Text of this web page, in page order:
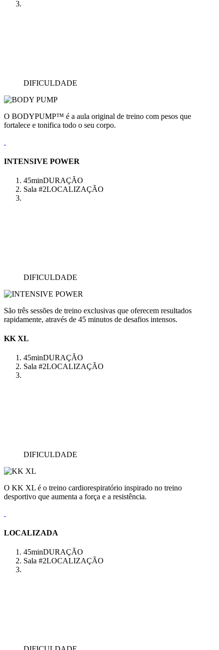
DIFICULDADE
O BODYPUMP™ é a aula original de treino com pesos que
fortalece e tonifica todo o seu corpo.
INTENSIVE POWER
45minDURAÇÃO
Sala #2LOCALIZAÇÃO
DIFICULDADE
São três sessões de treino exclusivas que oferecem resultados
rapidamente, através de 45 minutos de desafios intensos.
KK XL
45minDURAÇÃO
Sala #2LOCALIZAÇÃO
DIFICULDADE
O KK XL é o treino cardiorespiratório inspirado no treino
desportivo que aumenta a força e a resistência.
LOCALIZADA
45minDURAÇÃO
Sala #2LOCALIZAÇÃO